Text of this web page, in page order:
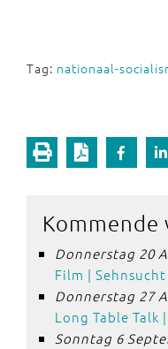
Tag: nationaal-
Donnerstag 20
Film |
Donnerstag 27
Long Table Talk
Sonntag 6